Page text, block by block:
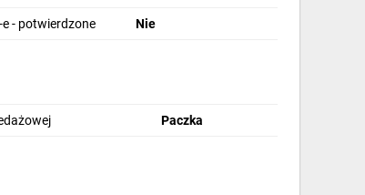
- potwierdzone Nie
Paczka